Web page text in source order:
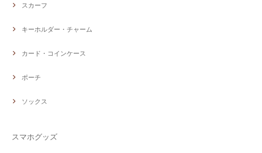
スカーフ
キーホルダー・チャーム
カード・コインケース
ポーチ
ソックス
スマホグッズ